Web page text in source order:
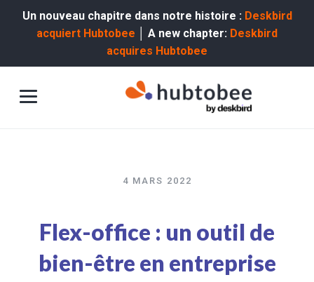
Un nouveau chapitre dans notre histoire : Deskbird
acquiert Hubtobee │ A new chapter: Deskbird
acquires Hubtobee
4 MARS 2022
Flex-office : un outil de
bien-être en entreprise